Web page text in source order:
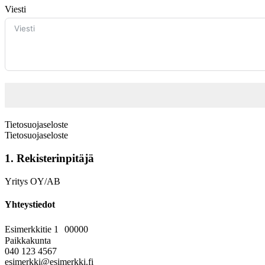
Viesti
Tietosuojaseloste
Tietosuojaseloste
1. Rekisterinpitäjä
Yritys OY/AB
Yhteystiedot
Esimerkkitie 1 00000
Paikkakunta
040 123 4567
esimerkki@esimerkki.fi